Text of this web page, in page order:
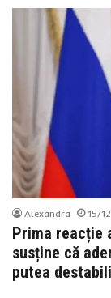
Alexandra 15/
Prima reacție
susține că
putea